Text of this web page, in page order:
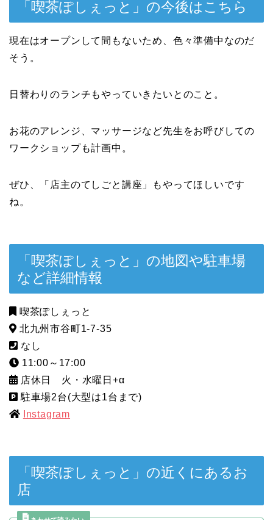
「喫茶ぽしぇっと」の今後はこちら
現在はオープンして間もないため、色々準備中なのだ
そう。
日替わりのランチもやっていきたいとのこと。
お花のアレンジ、マッサージなど先生をお呼びしての
ワークショップも計画中。
ぜひ、「店主のてしごと講座」もやってほしいです
ね。
「喫茶ぽしぇっと」の地図や駐車場
など詳細情報
喫茶ぽしぇっと
北九州市谷町1-7-35
なし
11:00～17:00
店休日 火・水曜日+α
駐車場2台(大型は1台まで)
Instagram
「喫茶ぽしぇっと」の近くにあるお
店